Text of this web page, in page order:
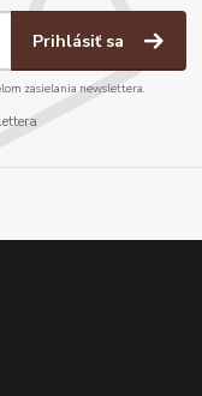
Prihlásiť sa
zasielania newslettera.